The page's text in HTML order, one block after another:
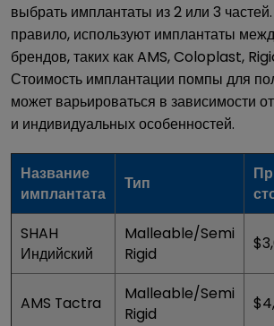
выбрать имплантаты из 2 или 3
правило, используют имплантаты
брендов, таких как AMS, Coloplast,
Стоимость имплантации помпы для
может варьироваться в зависимости
и индивидуальных особенностей.
Название
имплантата
Тип
SHAH
Индийский
Malleable/Semi
Rigid
AMS Tactra
Malleable/Semi
Rigid